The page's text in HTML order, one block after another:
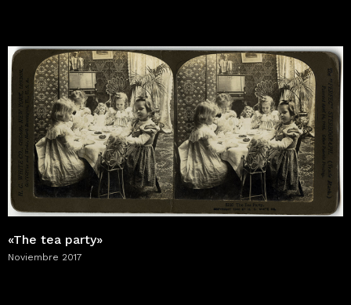
«The tea party»
Noviembre 2017